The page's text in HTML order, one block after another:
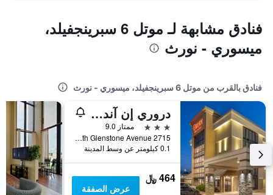
فنادق مشابهة لـ موتل 6 سبرينجفيلد،
ميسوري - نورث
فنادق بالقرب من موتل 6 سبرينجفيلد، ميسوري - نورث
دروري إن آند سويتس سبرينجفيلد، إم أو
3 نجوم
ممتاز 9.0
2715 North Glenstone Avenue, سبرينغفيلد (ميزوري), MO, الولايات المتحدة الأميريكية
0.1 كيلومتر عن وسط المدينة
464 ﷼
عرض الصفقة